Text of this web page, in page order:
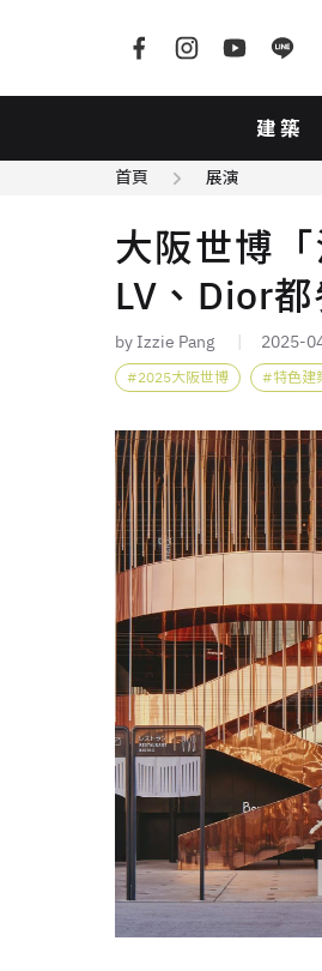
建築
首頁 展演
大阪世博
LV、Dior
by Izzie Pang 2025-
2025大阪世博 特色建